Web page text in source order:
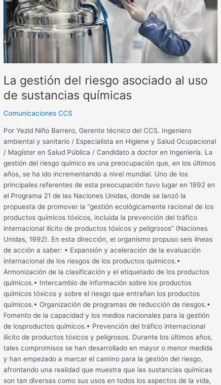
La gestión del riesgo asociado al uso
de sustancias químicas
Comunicaciones CCS
Por Yezid Niño Barrero, Gerente técnico del CCS. Ingeniero
ambiental y sanitario / Especialista en Higiene y Salud Ocupacional
/ Magíster en Salud Pública / Candidato a doctor en Ingeniería. La
gestión del riesgo químico es una preocupación que, en los últimos
años, se ha ido incrementando a nivel mundial. Uno de los
principales referentes de esta preocupación tuvo lugar en 1992 en
el Programa 21 de las Naciones Unidas, donde se lanzó la
propuesta de promover la “gestión ecológicamente racional de los
productos químicos tóxicos, incluida la prevención del tráfico
internacional ilícito de productos tóxicos y peligrosos” (Naciones
Unidas, 1992). En esta dirección, el organismo propuso seis líneas
de acción a saber: • Expansión y aceleración de la evaluación
internacional de los riesgos de los productos químicos.•
Armonización de la clasificación y el etiquetado de los productos
químicos.• Intercambio de información sobre los productos
químicos tóxicos y sobre el riesgo que entrañan los productos
químicos.• Organización de programas de reducción de riesgos.•
Fomento de la capacidad y los medios nacionales para la gestión
de losproductos químicos.• Prevención del tráfico internacional
ilícito de productos tóxicos y peligrosos. Durante los últimos años,
tales compromisos se han desarrollado en mayor o menor medida
y han empezado a marcar el camino para la gestión del riesgo,
afrontando una realidad que muestra que las sustancias químicas
son tan diversas como sus usos en todos los aspectos de la vida,
sustancias
químicas